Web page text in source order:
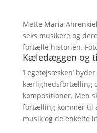
Mette Maria
seks musikere og
fortælle historien.
Kæledæggen og
’Legetøjsæsken’
kærlighedsfortælling
kompositioner. Men
fortælling kommer til
musik og de enkelte